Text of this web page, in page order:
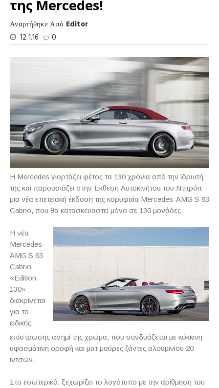
της Mercedes!
Αναρτήθηκε Από Editor
12.1.16
0
Η Mercedes γιορτάζει φέτος τα 130 χρόνια από την ίδρυσή
της και παρουσιάζει στην Έκθεση Αυτοκινήτου του Ντιτρόιτ
μια νέα επετειακή έκδοση της κορυφαία Mercedes-AMG S 63
Cabrio, που θα κατασκευαστεί μόνο σε 130 μονάδες.
Η νέα
Mercedes-
AMG S 63
Cabrio
«Edition
130»
διακρίνεται
για το
ειδικής
επίστρωσης ασημί της χρώμα, που συνδυάζεται με κόκκινη
υφασμάτινη οροφή και ματ μαύρες ζάντες αλουμινίου 20
ιντσών.
Στο εσωτερικό, ξεχωρίζει το λογότυπο με την αρίθμηση του